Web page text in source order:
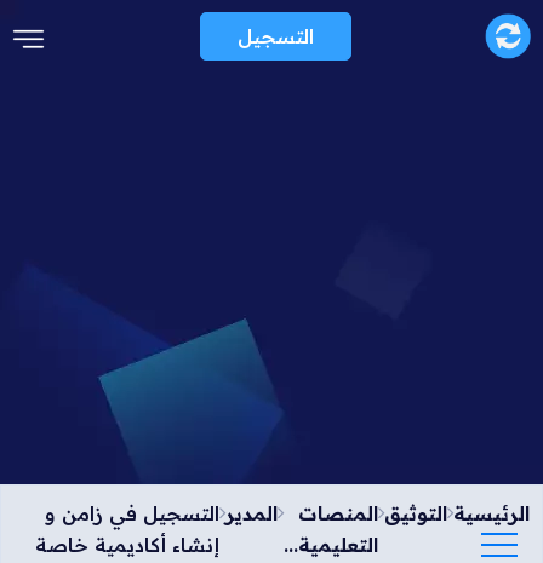
التسجيل
الرئيسية التوثيق المنصات
التعليمية...
المدير التسجيل في زامن و
إنشاء أكاديمية خاصة